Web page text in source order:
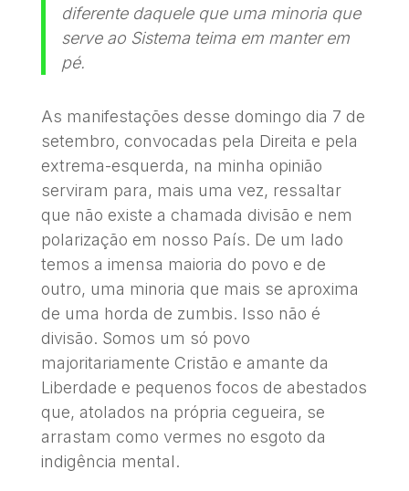
diferente daquele que uma minoria que
serve ao Sistema teima em manter em
pé.
As manifestações desse domingo dia 7 de
setembro, convocadas pela Direita e pela
extrema-esquerda, na minha opinião
serviram para, mais uma vez, ressaltar
que não existe a chamada divisão e nem
polarização em nosso País. De um lado
temos a imensa maioria do povo e de
outro, uma minoria que mais se aproxima
de uma horda de zumbis. Isso não é
divisão. Somos um só povo
majoritariamente Cristão e amante da
Liberdade e pequenos focos de abestados
que, atolados na própria cegueira, se
arrastam como vermes no esgoto da
indigência mental.